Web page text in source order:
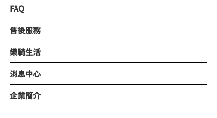
FAQ
售後服務
樂騎生活
消息中心
企業簡介